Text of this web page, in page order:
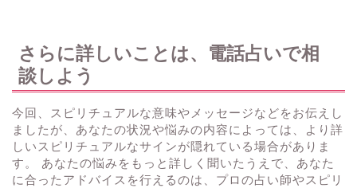
さらに詳しいことは、電話占いで相
談しよう
今回、スピリチュアルな意味やメッセージなどをお伝えし
ましたが、あなたの状況や悩みの内容によっては、より詳
しいスピリチュアルなサインが隠れている場合がありま
す。 あなたの悩みをもっと詳しく聞いたうえで、あなた
に合ったアドバイスを行えるのは、プロの占い師やスピリ